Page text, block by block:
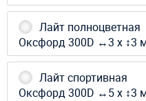
Лайт полноцветная
Оксфорд 300D ↔3 х ↕3
Лайт спортивная
Оксфорд 300D ↔5 х ↕3